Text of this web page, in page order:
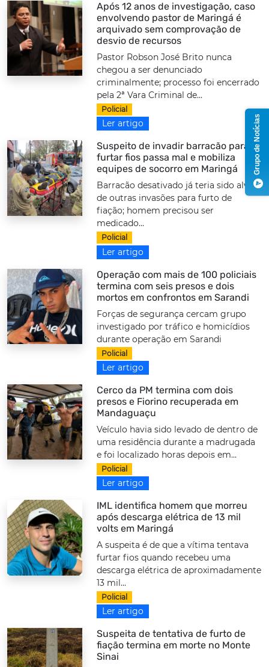
Após 12 anos de investigação, caso
envolvendo pastor de Maringá é
arquivado sem comprovação de
desvio de recursos
Pastor Robson José Brito nunca
chegou a ser denunciado
criminalmente; processo foi encerrado
pela 2ª Vara Criminal de...
Policial
Ler artigo
Suspeito de invadir barracão para
furtar fios passa mal e mobiliza
equipes de socorro em Maringá
Barracão desativado já teria sido alvo
de outras invasões para furto de
fiação; homem precisou ser
medicado...
Policial
Ler artigo
Operação com mais de 100 policiais
termina com seis presos e dois
mortos em confrontos em Sarandi
Forças de segurança cercam grupo
investigado por tráfico e homicídios
durante operação em Sarandi
Policial
Ler artigo
Cerco da PM termina com dois
presos e Fiorino recuperada em
Mandaguaçu
Veículo havia sido levado de dentro de
uma residência durante a madrugada
e foi localizado horas depois em...
Policial
Ler artigo
IML identifica homem que morreu
após descarga elétrica de 13 mil
volts em Maringá
A suspeita é de que a vítima tentava
furtar fios quando recebeu uma
descarga elétrica de aproximadamente
13 mil...
Policial
Ler artigo
Suspeita de tentativa de furto de
fiação termina em morte no Monte
Sinai
Grupo de Notícias